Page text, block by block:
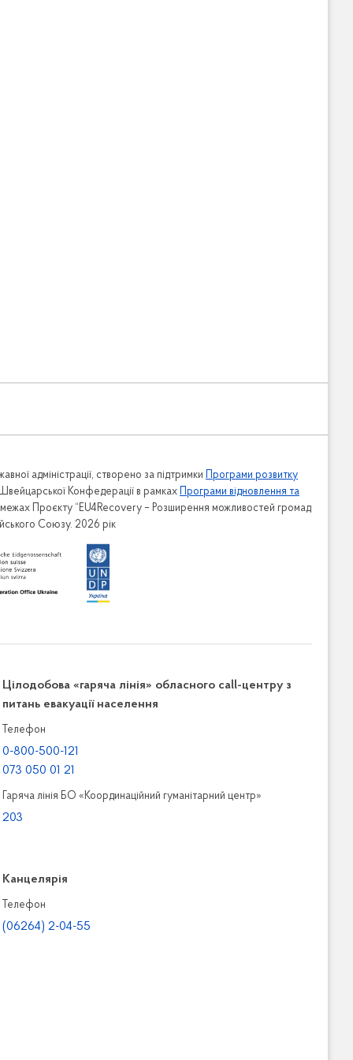
адміністрації, створено за підтримки Програми розвитку
Конфедерації в рамках Програми відновлення та
Проєкту “EU4Recovery – Розширення можливостей громад
Союзу. 2026 рік
Цілодобова «гаряча лінія» обласного call-центру з
питань евакуації населення
Телефон
0-800-500-121
073 050 01 21
Гаряча лінія БО «Координаційний гуманітарний центр»
203
Канцелярiя
Телефон
(06264) 2-04-55